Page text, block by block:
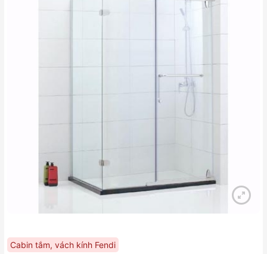
Cabin tắm, vách kính Fendi